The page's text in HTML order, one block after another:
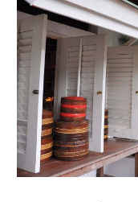
Malang
avant
l’exploration
des
volcans